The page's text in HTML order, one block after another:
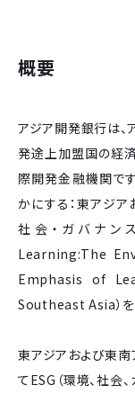
概要
アジア開発銀行は、
発途上加盟国の経
際開発金融機関です
かにする：東アジ
社会・ガバナン
Learning:The
Emphasis of
Southeast Asia）を
東アジアおよび東
てESG（環境、社会